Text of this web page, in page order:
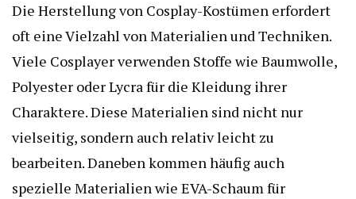
Die Herstellung von Cosplay-Kostümen erfordert
oft eine Vielzahl von Materialien und Techniken.
Viele Cosplayer verwenden Stoffe wie Baumwolle,
Polyester oder Lycra für die Kleidung ihrer
Charaktere. Diese Materialien sind nicht nur
vielseitig, sondern auch relativ leicht zu
bearbeiten. Daneben kommen häufig auch
spezielle Materialien wie EVA-Schaum für